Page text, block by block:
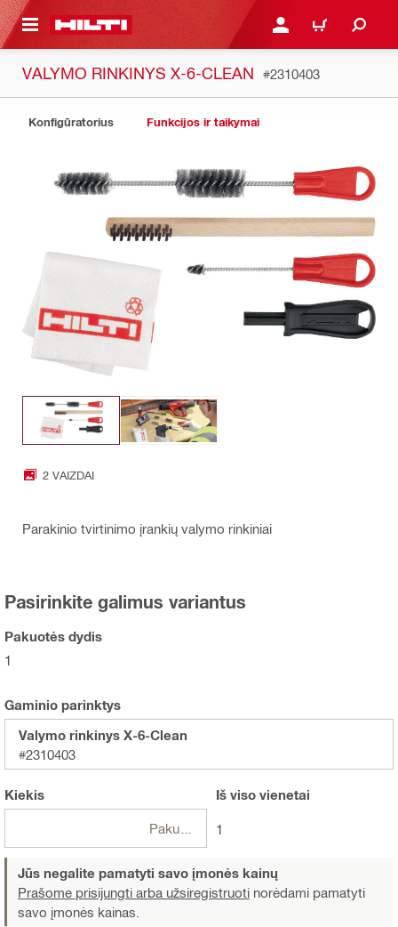
TURINIO PRISIJUNGTI ARBA
PIRKINIŲ
VALYMO RINKINYS X-6-CLEAN #2310403
Konfigūratorius Funkcijos ir taikymai
2 VAIZDAI
Parakinio tvirtinimo įrankių valymo rinkiniai
Pasirinkite galimus variantus
Pakuotės dydis
1
Gaminio parinktys
Valymo rinkinys X-6-Clean
#2310403
Kiekis
Pakuotės
Iš visovienetai
1
Jūs negalite pamatyti savo įmonės kainų
Prašome prisijungti arba užsiregistruoti norėdami pamatyti
savo įmonės kainas.